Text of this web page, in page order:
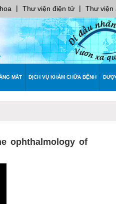
| Thư viện điện tử | Thư viện
MẮT DỊCH VỤ KHÁM CHỮA BỆNH
ophthalmology of